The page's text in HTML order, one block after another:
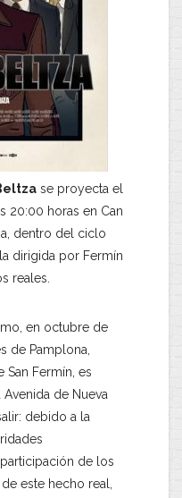
se proyecta el
20:00 horas en Can
dentro del ciclo
dirigida por Fermín
reales.
en octubre de
de Pamplona,
San Fermín, es
Avenida de Nueva
debido a la
de los
este hecho real,